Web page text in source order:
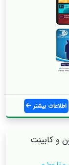
اطلاعات بیشتر
و کابینت